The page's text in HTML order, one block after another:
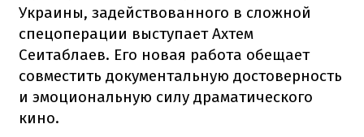
Украины, задействованного в сложной
спецоперации выступает Ахтем
Сеитаблаев. Его новая работа обещает
совместить документальную достоверность
и эмоциональную силу драматического
кино.